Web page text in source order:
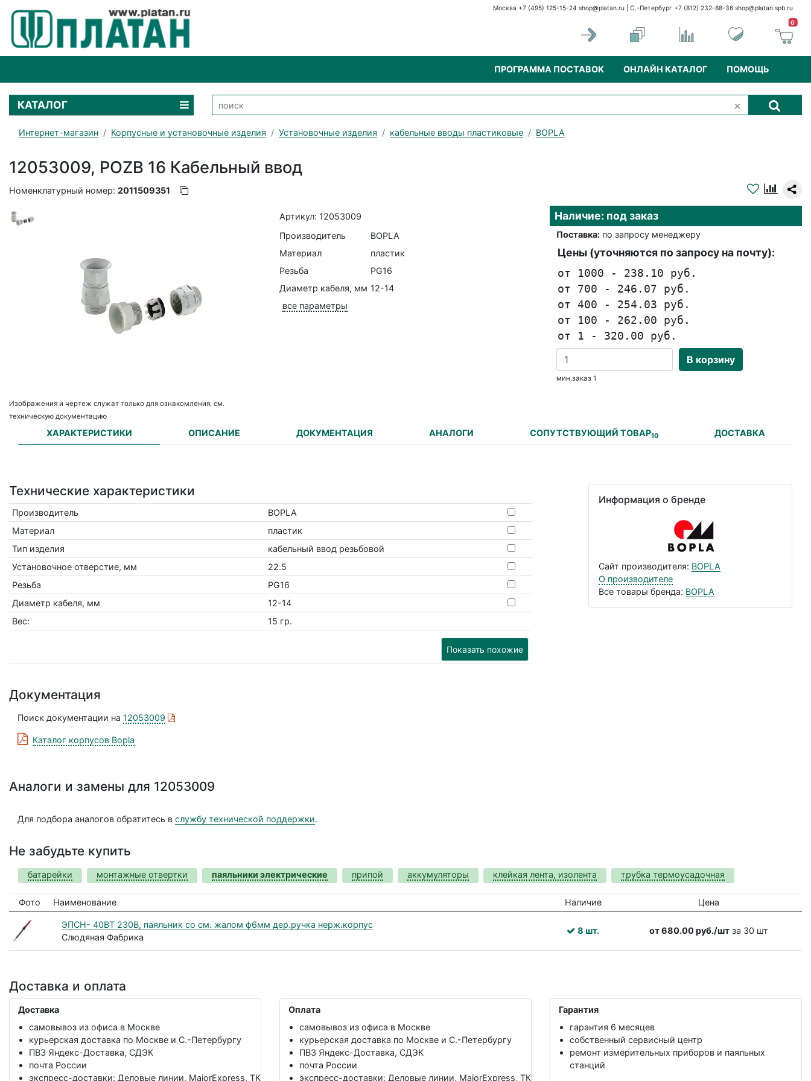
Москва +7 (495) 125-15-24 shop@platan.ru | С.-Петербург +7 (812) 232-88-36 shop@platan.spb.ru
0
ПРОГРАММА ПОСТАВОК ОНЛАЙН КАТАЛОГ ПОМОЩЬ
КАТАЛОГ
Интернет-магазин Корпусные и установочные изделия Установочные изделия кабельные вводы пластиковые BOPLA
12053009, POZB 16 Кабельный ввод
Номенклатурный номер: 2011509351
Изображения и чертеж служат только для ознакомления, см.
техническую документацию
Артикул: 12053009
Производитель
BOPLA
Материал
пластик
Резьба
PG16
Диаметр кабеля, мм 12-14
все параметры
Наличие: под заказ
Поставка:по запросу менеджеру
Цены (уточняются по запросу на почту):
от 1000 - 238.10 руб.
от 700 - 246.07 руб.
от 400 - 254.03 руб.
от 100 - 262.00 руб.
от 1 - 320.00 руб.
В корзину
мин.заказ 1
ХАРАКТЕРИСТИКИ ОПИСАНИЕ ДОКУМЕНТАЦИЯ АНАЛОГИ СОПУТСТВУЮЩИЙ ТОВАР10 ДОСТАВКА
Технические характеристики
Производитель
BOPLA
Материал
пластик
Тип изделия
кабельный ввод резьбовой
Установочное отверстие, мм
22.5
Резьба
PG16
Диаметр кабеля, мм
12-14
Вес:
15 гр.
Показать похожие
Информация о бренде
Сайт производителя: BOPLA
О производителе
Все товары бренда: BOPLA
Документация
Поиск документации на12053009
Каталог корпусов Bopla
Аналоги и замены для 12053009
Для подбора аналогов обратитесь вслужбу технической поддержки.
Не забудьте купить
батарейки монтажные отвертки паяльники электрические припой аккумуляторы клейкая лента, изолента трубка термоусадочная
Фото Наименование Наличие Цена
ЭПСН- 40ВТ 230В, паяльник со см. жалом ф6мм дер.ручка нерж.корпус
Слюдяная Фабрика
8 шт. от 680.00 руб./штза 30 шт
Доставка и оплата
Доставка
самовывоз из офиса в Москве
курьерская доставка по Москве и С.-Петербургу
ПВЗ Яндекс-Доставка, СДЭК
почта России
экспресс-доставки: Деловые линии, MajorExpress, ТК
Оплата
самовывоз из офиса в Москве
курьерская доставка по Москве и С.-Петербургу
ПВЗ Яндекс-Доставка, СДЭК
почта России
экспресс-доставки: Деловые линии, MajorExpress, ТК
Гарантия
гарантия 6 месяцев
собственный сервисный центр
ремонт измерительных приборов и паяльных
станций